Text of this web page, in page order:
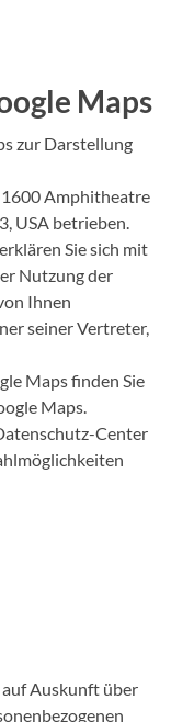
Maps
zur Darstellung
1600 Amphitheatre
USA betrieben.
Sie sich mit
Nutzung der
Ihnen
seiner Vertreter,
Maps finden Sie
Maps.
Center
auf Auskunft über